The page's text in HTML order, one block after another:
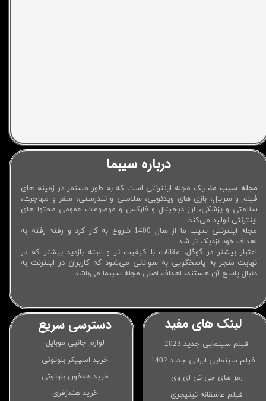
درباره سیبما
مجله سیب ما، یک مجله اینترنتی است که به طور مستمر در زمینه های
فیلم و سریال، بازی های ویدئویی، سلامتی و تندرستی، سفر و مهاجرت،
سلامتی و پزشکی، ارز دیجیتال و فارکس و موضوعات عمومی محتوا های
اینترنتی تولید می‌کند.
مجله اینترنتی سیب ما از سال 1400 شروع به کار کرد و رفته رفته به
اهداف خود نزدیک تر شد.
اعتبار بیشتر در گوگل، مقالات با کیفیت تر و البته بازدید بیشتر که در
نهایت منجر به پاسخگویی به سوالاتی می‌شود که کاربران در اینترنت به
دنبال پاسخ آن هستند، اهداف اصلی مجله سیبما می‌باشد.
دسترسی سریع
لوازم جانبی موبایل
خرید اسپیکر بلوتوثی
خرید هدفون بلوتوثی
خرید هندزفری
لینک های مفید
فیلم سینمایی جدید 2023
فیلم سینمایی ایرانی جدید 1402
رمز های جی تی ای وی
فیلم عاشقانه تینیجری